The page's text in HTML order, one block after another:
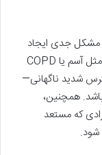
مشکل جدی ایجاد
نمی‌کند، اما برای کسانی که بیماری‌های تنفسی مثل آسم یا COPD
شدید ناگهانی—
همچنین،
که مستعد